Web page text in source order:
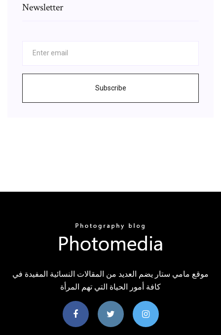
Newsletter
Subscribe
موقع مامي ستار يضم العديد من المقالات النسائية المفيدة في
كافة أمور الحياة التي تهم المرأة